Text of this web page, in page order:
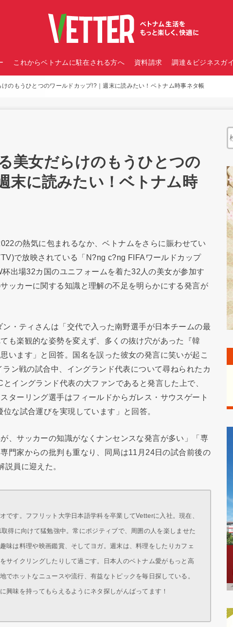
これからベトナムに駐在される方へ 資料請求 調達＆ビジネスガ
のもうひとつのワールドカップ!?｜週末に読みたい！ベトナム時事ネタ帳
美女だらけのもうひとつの
末に読みたい！ベトナム時
の熱気に包まれるなか、ベトナムをさらに賑わせてい
で放映されている「N?ng c?ng FIFAワールドカップ
出場32カ国のユニフォームを着た32人の美女が参加す
ッカーに関する知識と理解の不足を明らかにする発言が
・ティさんは「交代で入った南野選手が日本チームの最
も楽観的な姿勢を変えず、多くの抜け穴があった『韓
います」と回答。国名を誤った彼女の発言に笑いが起こ
ン戦の試合中、イングランド代表について尋ねられたカ
イングランド代表の大ファンであると発言した上で、
ターリング選手はフィールドからガレス・サウスゲート
な試合運びを実現しています」と回答。
、サッカーの知識がなくナンセンスな発言が多い」「専
門家からの批判も重なり、同局は11月24日の試合前後の
員に迎えた。
です。フフリット大学日本語学科を卒業してVetterに入社。現在、
取得に向けて猛勉強中。常にポジティブで、周囲の人を楽しませた
味は料理や映画鑑賞、そしてヨガ。週末は、料理をしたりカフェ
サイクリングしたりして過ごす。日本人のベトナム愛がもっと高
でホットなニュースや流行、有益なトピックを毎日探している。
興味を持ってもらえるようにネタ探しがんばってます！